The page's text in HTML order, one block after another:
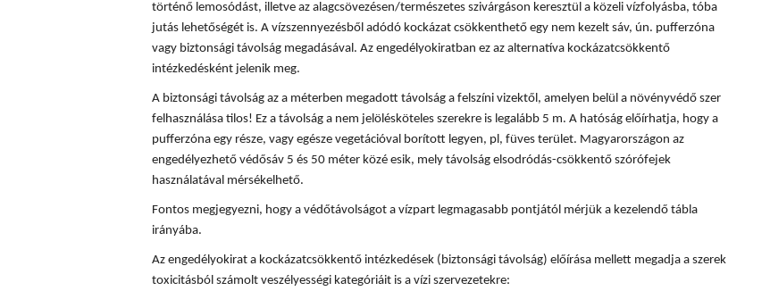
történő lemosódást, illetve az alagcsövezésen/természetes szivárgáson keresztül a közeli vízfolyásba, tóba
jutás lehetőségét is. A vízszennyezésből adódó kockázat csökkenthető egy nem kezelt sáv, ún. pufferzóna
vagy biztonsági távolság megadásával. Az engedélyokiratban ez az alternatíva kockázatcsökkentő
intézkedésként jelenik meg.
A biztonsági távolság az a méterben megadott távolság a felszíni vizektől, amelyen belül a növényvédő szer
felhasználása tilos! Ez a távolság a nem jelölésköteles szerekre is legalább 5 m. A hatóság előírhatja, hogy a
pufferzóna egy része, vagy egésze vegetációval borított legyen, pl, füves terület. Magyarországon az
engedélyezhető védősáv 5 és 50 méter közé esik, mely távolság elsodródás-csökkentő szórófejek
használatával mérsékelhető.
Fontos megjegyezni, hogy a védőtávolságot a vízpart legmagasabb pontjától mérjük a kezelendő tábla
irányába.
Az engedélyokirat a kockázatcsökkentő intézkedések (biztonsági távolság) előírása mellett megadja a szerek
toxicitásból számolt veszélyességi kategóriáit is a vízi szervezetekre: